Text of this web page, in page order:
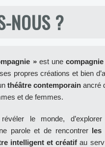
NOUS ?
»est une
propres créations et bien
théâtre contemporain ancré
et de femmes.
le monde,
parole et de rencontrerles
intelligent et créatif au